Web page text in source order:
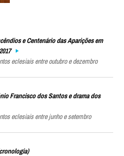
e Centenário das Aparições em
eclesiais entre outubro e dezembro
Francisco dos Santos e drama dos
eclesiais entre junho e setembro